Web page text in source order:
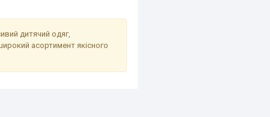
дитячий одяг,
асортимент якісного